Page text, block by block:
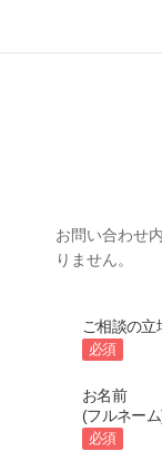
お問い合わせ
りません。
ご相談の立
必須
お名前
(フルネー
必須